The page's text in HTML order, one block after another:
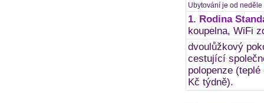
Ubytování je od
1. Rodina
koupelna, WiFi
dvoulůžkový
cestující
polopenze
Kč týdně).